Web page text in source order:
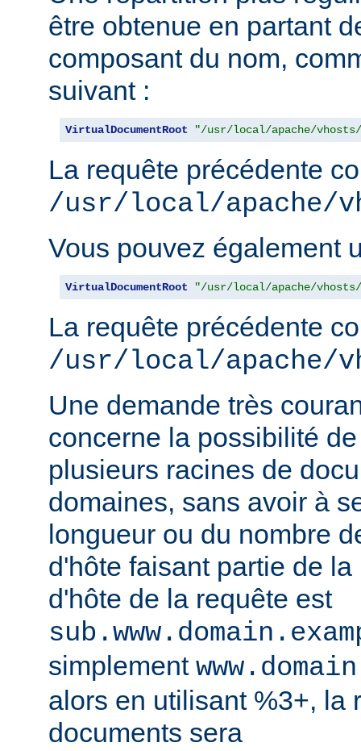
être obtenue en partant
composant du nom,
suivant :
VirtualDocumentRoot "/usr/local/apache/vhosts/
La requête précédente
/usr/local/apache/
Vous pouvez également
VirtualDocumentRoot "/usr/local/apache/vhosts/
La requête précédente
/usr/local/apache/
Une demande très
concerne la possibilité
plusieurs racines de
domaines, sans avoir à
longueur ou du nombre
d'hôte faisant partie de
d'hôte de la requête est
simplement
alors en utilisant %3+, la
documents sera